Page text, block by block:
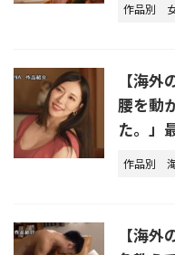
作品別
【海
腰を動
た。」
作品別
【海